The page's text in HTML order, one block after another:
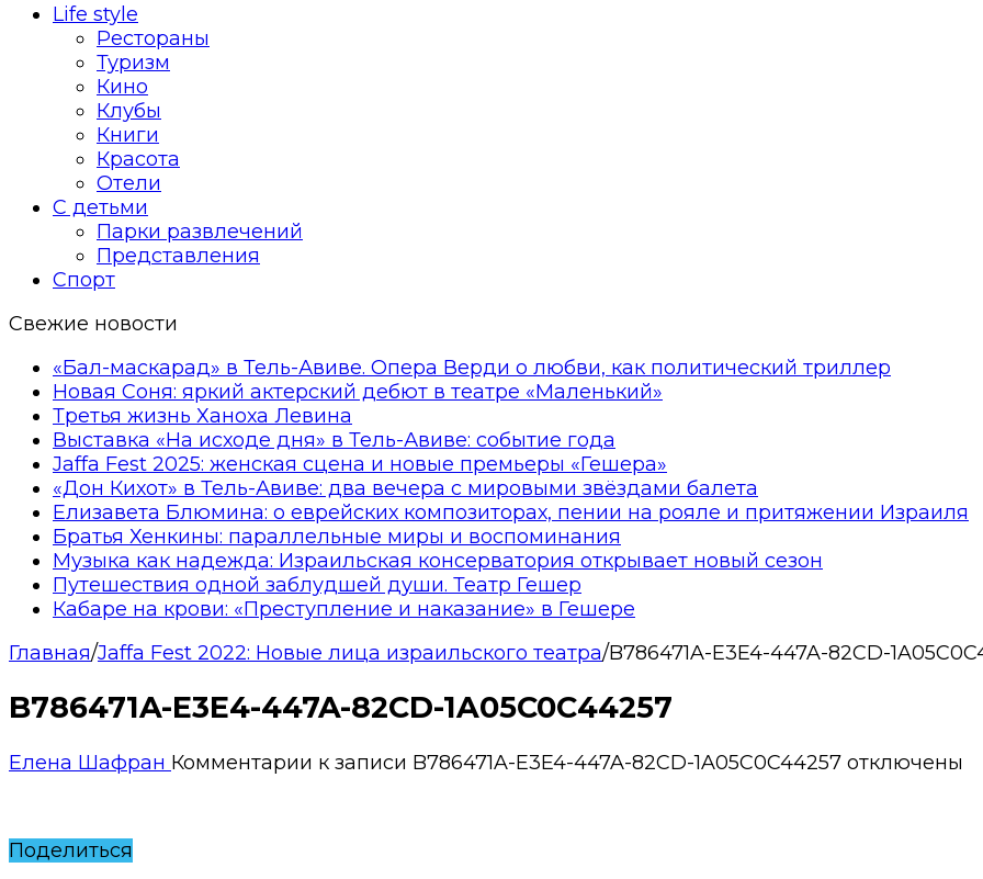
Life style
Рестораны
Туризм
Кино
Клубы
Книги
Красота
Отели
С детьми
Парки развлечений
Представления
Спорт
Свежие новости
«Бал-маскарад» в Тель-Авиве. Опера Верди о любви, как политический триллер
Новая Соня: яркий актерский дебют в театре «Маленький»
Третья жизнь Ханоха Левина
Выставка «На исходе дня» в Тель-Авиве: событие года
Jaffa Fest 2025: женская сцена и новые премьеры «Гешера»
«Дон Кихот» в Тель-Авиве: два вечера с мировыми звёздами балета
Елизавета Блюмина: о еврейских композиторах, пении на рояле и притяжении Израиля
Братья Хенкины: параллельные миры и воспоминания
Музыка как надежда: Израильская консерватория открывает новый сезон
Путешествия одной заблудшей души. Театр Гешер
Кабаре на крови: «Преступление и наказание» в Гешере
Главная/Jaffa Fest 2022: Новые лица израильского театра/B786471A-E3E4-447A-82CD-
B786471A-E3E4-447A-82CD-1A05C0C44257
Елена Шафран Комментарии к записи B786471A-E3E4-447A-82CD-1A05C0C44257 отключены
Поделиться